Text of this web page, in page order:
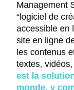
Management
“logiciel de
accessible en
site en ligne
les contenus
textes,
est la
monde, y